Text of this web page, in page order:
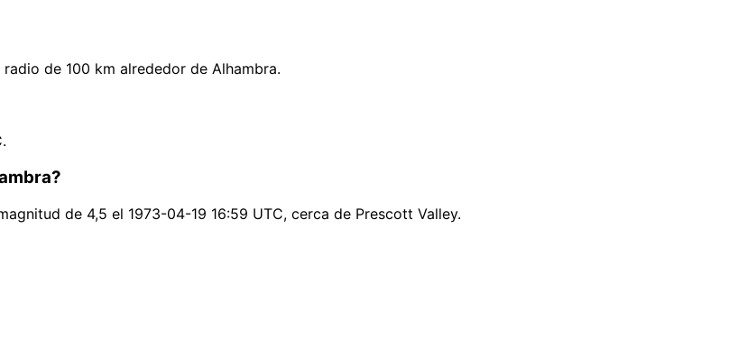
de 100 km alrededor de Alhambra.
de 4,5 el 1973-04-19 16:59 UTC, cerca de Prescott Valley.